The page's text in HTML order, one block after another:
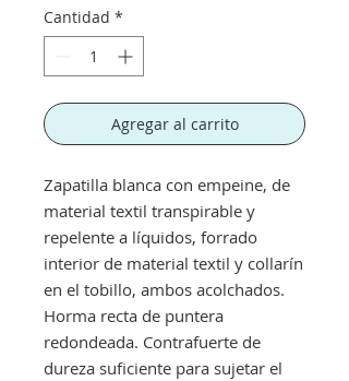
Cantidad *
Agregar al carrito
Zapatilla blanca con empeine, de
material textil transpirable y
repelente a líquidos, forrado
interior de material textil y collarín
en el tobillo, ambos acolchados.
Horma recta de puntera
redondeada. Contrafuerte de
dureza suficiente para sujetar el